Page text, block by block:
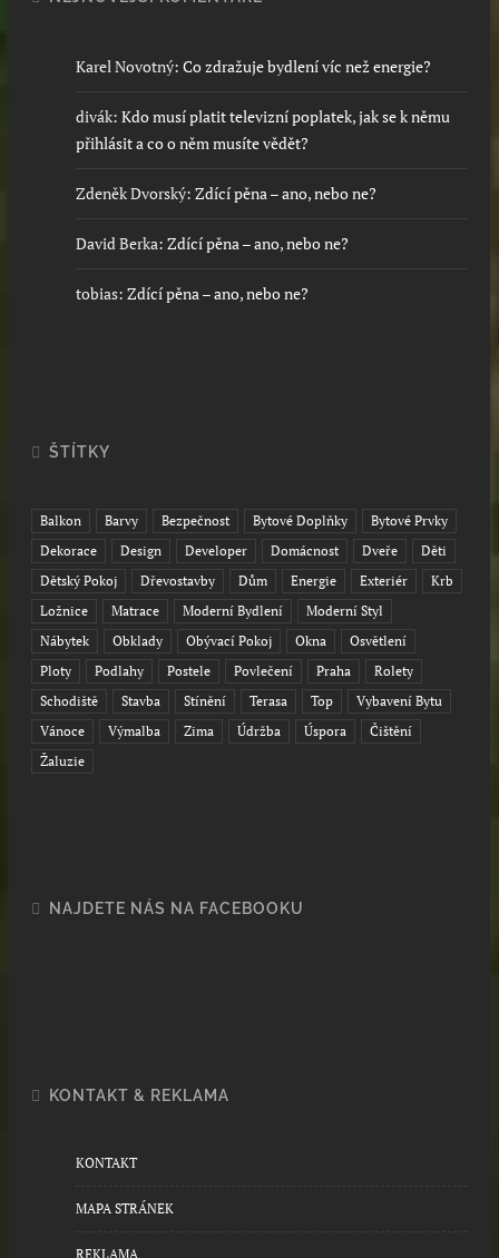
Karel Novotný: Co zdražuje bydlení víc než energie?
divák: Kdo musí platit televizní poplatek, jak se k němu
přihlásit a co o něm musíte vědět?
Zdeněk Dvorský: Zdící pěna – ano, nebo ne?
David Berka: Zdící pěna – ano, nebo ne?
tobias: Zdící pěna – ano, nebo ne?
ŠTÍTKY
Balkon Barvy Bezpečnost Bytové Doplňky
Bytové Prvky
Dekorace
Design Developer Domácnost Dveře
Děti
Dětský Pokoj
Dřevostavby Dům Energie Exteriér
Krb
Ložnice
Matrace Moderní Bydlení
Moderní Styl
Nábytek
Obklady Obývací Pokoj Okna
Osvětlení
Ploty
Podlahy Postele Povlečení Praha
Rolety
Schodiště
Stavba Stínění Terasa Top
Vybavení Bytu
Vánoce
Výmalba Zima Údržba Úspora
Čištění
Žaluzie
NAJDETE NÁS NA FACEBOOKU
KONTAKT & REKLAMA
KONTAKT
MAPA STRÁNEK
REKLAMA